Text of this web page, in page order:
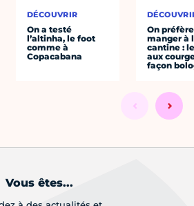
DÉCOUVRIR
On a testé
l’altinha, le foot
comme à
Copacabana
On préfère
manger à
cantine :
aux
façon
Vous êtes...